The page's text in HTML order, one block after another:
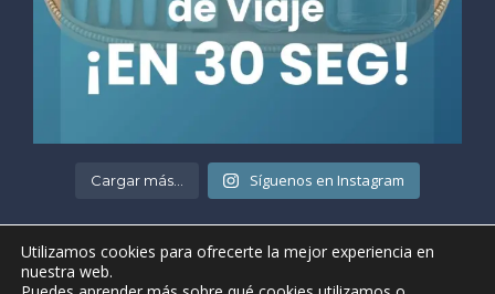
Cargar más... Síguenos en Instagram
Utilizamos cookies para ofrecerte la mejor experiencia en
nuestra web.